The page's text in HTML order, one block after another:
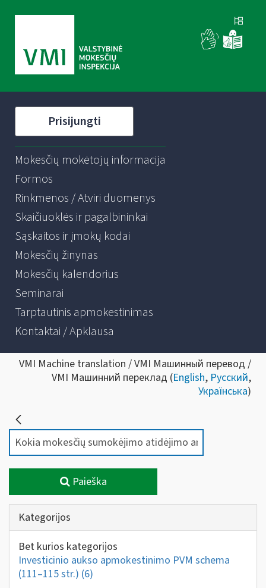
Prisijungti
Mokesčių mokėtojų informacija
Formos
Rinkmenos / Atviri duomenys
Skaičiuoklės ir pagalbininkai
Sąskaitos ir įmokų kodai
Mokesčių žinynas
Mokesčių kalendorius
Seminarai
Tarptautinis apmokestinimas
Kontaktai / Apklausa
VMI Machine translation / VMI Машинный перевод /
VMI Машинний переклад (English, Русский,
Українська)
Paieška
Kategorijos
Bet kurios kategorijos
Investicinio aukso apmokestinimo PVM schema
(111–115 str.) (6)